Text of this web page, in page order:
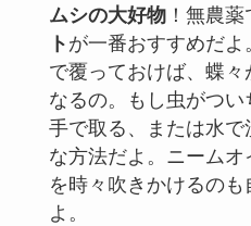
ムシの大好物！無農薬
ト が一番おすすめだよ
で覆っておけば、蝶々
なるの。もし虫がつ
手で取る、または水
な方法だよ。ニーム
を時々吹きかけるの
よ。